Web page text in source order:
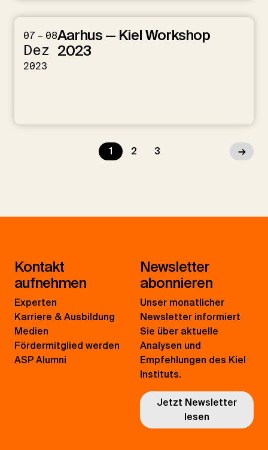
07 – 08
Dez
2023
Aarhus — Kiel Workshop
2023
1 2 3 →
Kontakt
aufnehmen
Experten
Karriere & Ausbildung
Medien
Fördermitglied werden
ASP Alumni
Newsletter
abonnieren
Unser monatlicher
Newsletter informiert
Sie über aktuelle
Analysen und
Empfehlungen des Kiel
Instituts.
Jetzt Newsletter
lesen